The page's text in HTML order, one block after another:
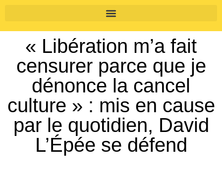
« Libération m’a fait
censurer parce que je
dénonce la cancel
culture » : mis en cause
par le quotidien, David
L’Épée se défend